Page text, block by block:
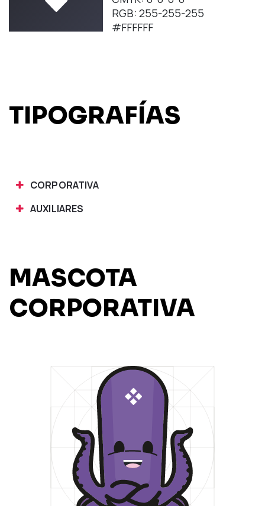
RGB: 255-255-255
#FFFFFF
TIPOGRAFÍAS
CORPORATIVA
AUXILIARES
MASCOTA
CORPORATIVA